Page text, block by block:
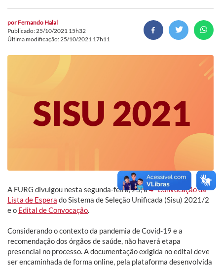
por Fernando Halal
Publicado: 25/10/2021 15h32
Última modificação: 25/10/2021 17h11
A FURG divulgou nesta segunda-feira, 25, a4ª Convocação da
Lista de Espera do Sistema de Seleção Unificada (Sisu) 2021/2
e o Edital de Convocação.
Considerando o contexto da pandemia de Covid-19 e a
recomendação dos órgãos de saúde, não haverá etapa
presencial no processo. A documentação exigida no edital deve
ser encaminhada de forma online, pela plataforma desenvolvida